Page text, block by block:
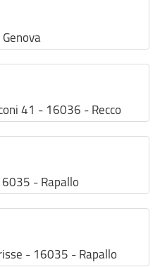
41 - 16036 - Recco
- Rapallo
- 16035 - Rapallo